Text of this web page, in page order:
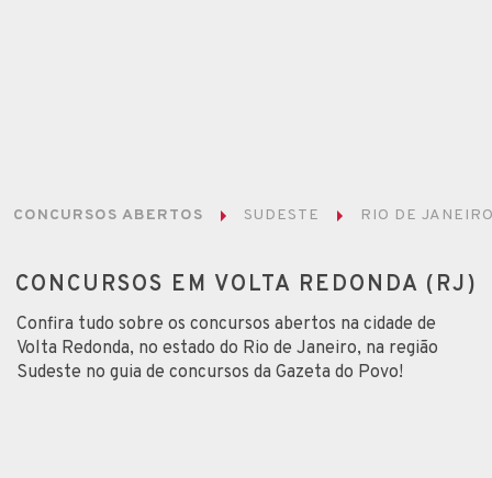
CONCURSOS ABERTOS SUDESTE RIO DE
CONCURSOS EM VOLTA REDONDA (RJ)
Confira tudo sobre os concursos abertos na cidade de
Volta Redonda, no estado do Rio de Janeiro, na região
Sudeste no guia de concursos da Gazeta do Povo!